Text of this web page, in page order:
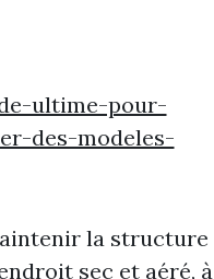
ultime-pour-
des-modeles-
la structure
sec et aéré, à